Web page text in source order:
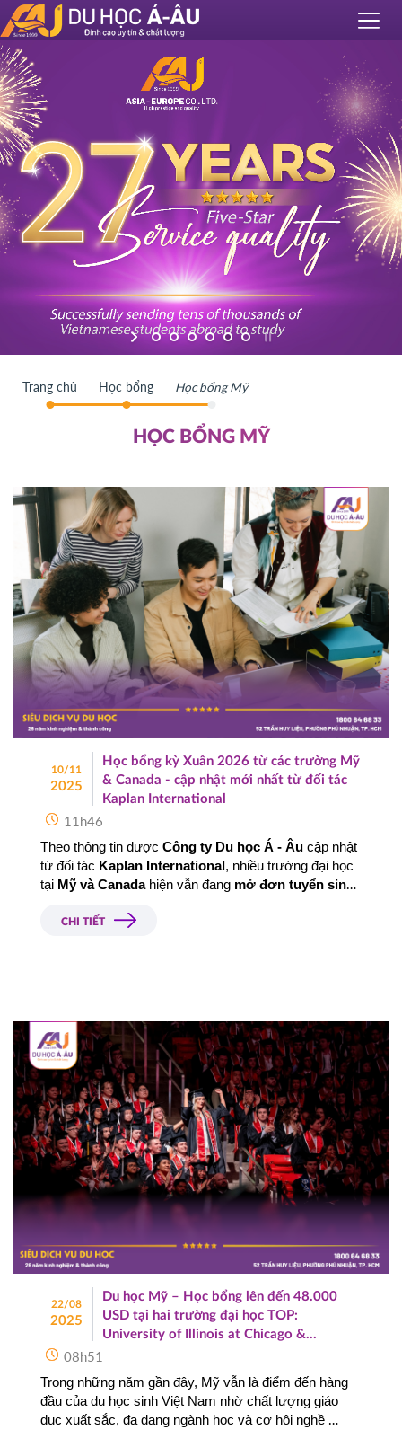
Trang chủ Học bổng Học bổng Mỹ
HỌC BỔNG MỸ
10/11
2025
Học bổng kỳ Xuân 2026 từ các trường Mỹ
& Canada - cập nhật mới nhất từ đối tác
Kaplan International
11h46
Theo thông tin được Công ty Du học Á - Âu cập nhật
từ đối tác Kaplan International , nhiều trường đại học
tại Mỹ và Canada hiện vẫn đang mở đơn tuyển sinh
bổng giá trị dành cho sinh viên quốc tế
CHI TIẾT
22/08
2025
Du học Mỹ – Học bổng lên đến 48.000
USD tại hai trường đại học TOP:
University of Illinois at Chicago &
08h51
Trong những năm gần đây, Mỹ vẫn là điểm đến hàng
đầu của du học sinh Việt Nam nhờ chất lượng giáo
dục xuất sắc, đa dạng ngành học và cơ hội nghề